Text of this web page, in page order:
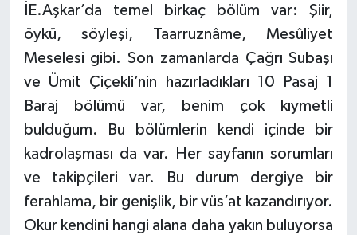
İE.Aşkar’da temel birkaç bölüm var: Şiir,
öykü, söyleşi, Taarruznâme, Mesûliyet
Meselesi gibi. Son zamanlarda Çağrı Subaşı
ve Ümit Çiçekli’nin hazırladıkları 10 Pasaj 1
Baraj bölümü var, benim çok kıymetli
bulduğum. Bu bölümlerin kendi içinde bir
kadrolaşması da var. Her sayfanın sorumları
ve takipçileri var. Bu durum dergiye bir
ferahlama, bir genişlik, bir vüs’at kazandırıyor.
Okur kendini hangi alana daha yakın buluyorsa